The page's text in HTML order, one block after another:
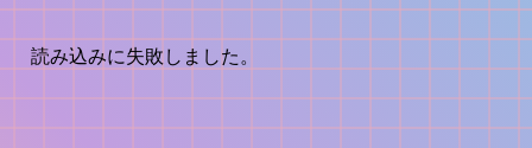
読み込みに失敗しました。